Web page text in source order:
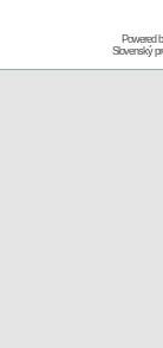
Powered
Slovenský